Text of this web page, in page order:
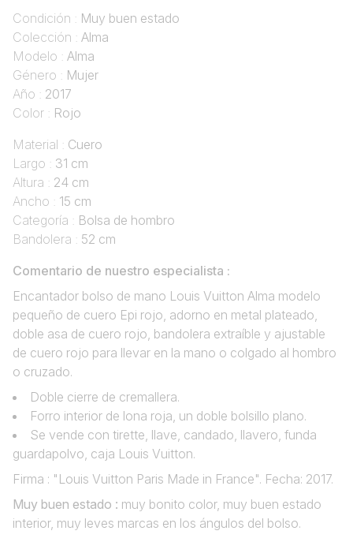
Condición : Muy buen estado
Colección : Alma
Modelo : Alma
Género : Mujer
Año : 2017
Color : Rojo
Material : Cuero
Largo : 31 cm
Altura : 24 cm
Ancho : 15 cm
Categoría : Bolsa de hombro
Bandolera : 52 cm
Comentario de nuestro especialista :
Encantador bolso de mano Louis Vuitton Alma modelo
pequeño de cuero Epi rojo, adorno en metal plateado,
doble asa de cuero rojo, bandolera extraíble y ajustable
de cuero rojo para llevar en la mano o colgado al hombro
o cruzado.
Doble cierre de cremallera.
Forro interior de lona roja, un doble bolsillo plano.
Se vende con tirette, llave, candado, llavero, funda
guardapolvo, caja Louis Vuitton.
Firma : "Louis Vuitton Paris Made in France". Fecha: 2017.
Muy buen estado : muy bonito color, muy buen estado
interior, muy leves marcas en los ángulos del bolso.